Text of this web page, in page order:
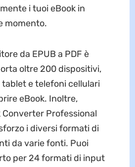
i tuoi eBook in
momento.
da EPUB a PDF è
oltre 200 dispositivi,
tablet e telefoni cellulari
eBook. Inoltre,
Converter Professional
i diversi formati di
da varie fonti. Puoi
per 24 formati di input